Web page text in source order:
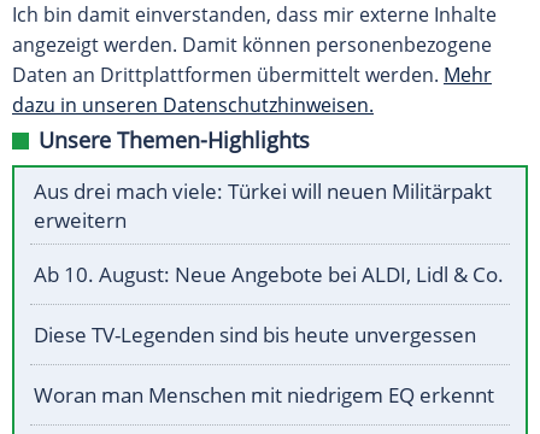
Ich bin damit einverstanden, dass mir externe Inhalte
angezeigt werden. Damit können personenbezogene
Daten an Drittplattformen übermittelt werden. Mehr
dazu in unseren Datenschutzhinweisen.
Unsere Themen-Highlights
Aus drei mach viele: Türkei will neuen Militärpakt
erweitern
Ab 10. August: Neue Angebote bei ALDI, Lidl & Co.
Diese TV-Legenden sind bis heute unvergessen
Woran man Menschen mit niedrigem EQ erkennt